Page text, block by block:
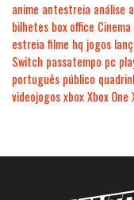
anime antestreia análise
bilhetes box office Cinema
estreia filme hq jogos
Switch passatempo pc
português público
videojogosxboxXbox One